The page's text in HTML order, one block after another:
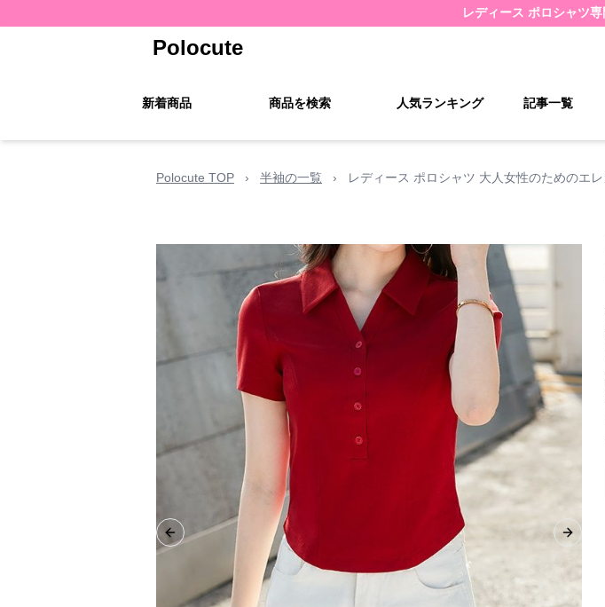
レディース ポロシャツ専
Polocute
新着商品 商品を検索 人気ランキング 記事一覧
Polocute TOP › 半袖の一覧 › レディース ポロシャツ 大人女性のためのエ
Previous slide Next